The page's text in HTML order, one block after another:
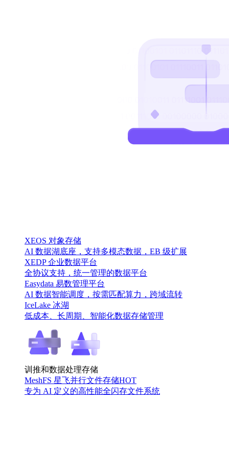
XEOS 对象存储
AI 数据湖底座，支持多模态数据，EB 级扩展
XEDP 企业数据平台
全协议支持，统一管理的数据平台
Easydata 易数管理平台
AI 数据智能调度，按需匹配算力，跨域流转
IceLake 冰湖
低成本、长周期、智能化数据存储管理
训推和数据处理存储
MeshFS 星飞并行文件存储HOT
专为 AI 定义的高性能全闪存文件系统